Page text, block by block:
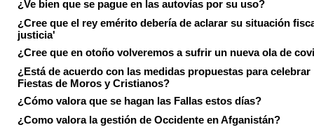
¿Ve bien que se pague en las autovías por su uso?
¿Cree que el rey emérito debería de aclarar su situación
justicia'
¿Cree que en otoño volveremos a sufrir un nueva ola de
¿Está de acuerdo con las medidas propuestas para celebrar
Fiestas de Moros y Cristianos?
¿Cómo valora que se hagan las Fallas estos días?
¿Como valora la gestión de Occidente en Afganistán?